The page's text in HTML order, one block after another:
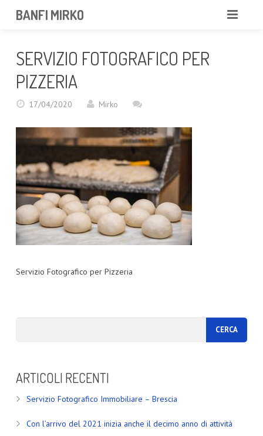
BANFI MIRKO
PROFESSIONISTA
PORTFOLIO
NEWS
CONTATTAMI
SERVIZIO FOTOGRAFICO PER
PIZZERIA
17/04/2020 Mirko
Servizio Fotografico per Pizzeria
ARTICOLI RECENTI
Servizio Fotografico Immobiliare – Brescia
Con l’arrivo del 2021 inizia anche il decimo anno di attività